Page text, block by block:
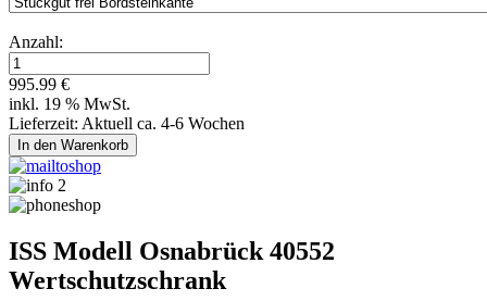
Anzahl:
995.99 €
inkl. 19 % MwSt.
Lieferzeit: Aktuell ca. 4-6 Wochen
ISS Modell Osnabrück 40552
Wertschutzschrank